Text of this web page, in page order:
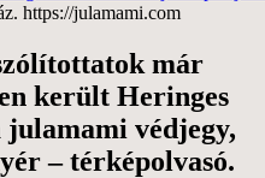
https://julamami.com
már
került Heringes
julamami védjegy,
– térképolvasó.